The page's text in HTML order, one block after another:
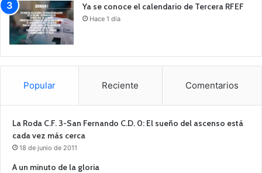
Ya se conoce el calendario de Tercera RFEF
Hace 1 día
Popular Reciente Comentarios
La Roda C.F. 3-San Fernando C.D. 0: El sueño del ascenso está
cada vez más cerca
18 de junio de 2011
A un minuto de la gloria